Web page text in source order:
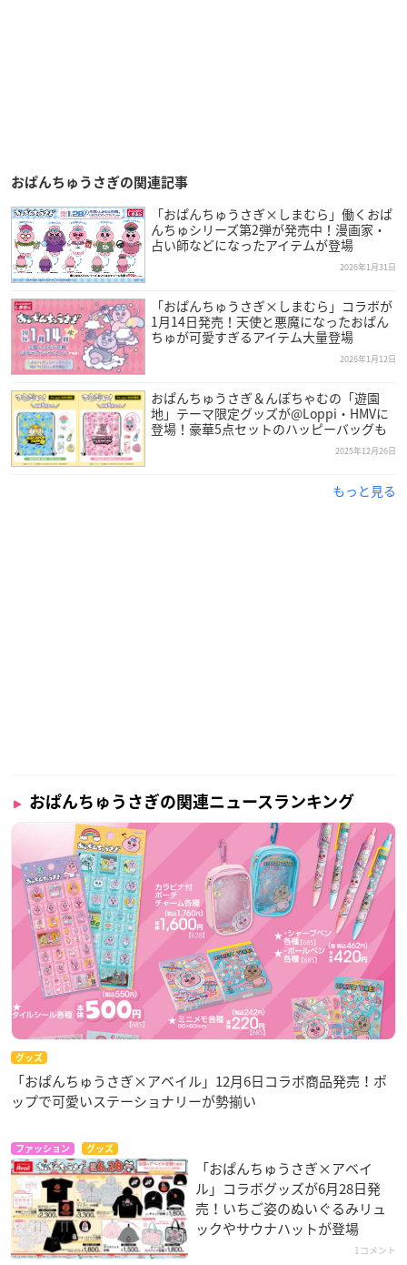
おぱんちゅうさぎの関連記事
「おぱんちゅうさぎ×しまむら」働くおぱ
んちゅシリーズ第2弾が発売中！漫画家・
占い師などになったアイテムが登場
2026年1月31日
「おぱんちゅうさぎ×しまむら」コラボが
1月14日発売！天使と悪魔になったおぱん
ちゅが可愛すぎるアイテム大量登場
2026年1月12日
おぱんちゅうさぎ＆んぽちゃむの「遊園
地」テーマ限定グッズが@Loppi・HMVに
登場！豪華5点セットのハッピーバッグも
2025年12月26日
もっと見る
おぱんちゅうさぎの関連ニュースランキング
グッズ
「おぱんちゅうさぎ×アベイル」12月6日コラボ商品発売！ポ
ップで可愛いステーショナリーが勢揃い
ファッション グッズ
「おぱんちゅうさぎ×アベイ
ル」コラボグッズが6月28日発
売！いちご姿のぬいぐるみリュ
ックやサウナハットが登場
1コメント